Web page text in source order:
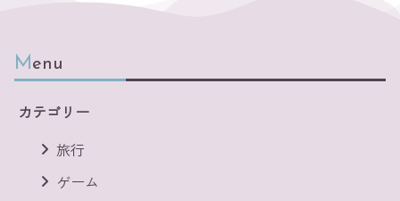
Menu
カテゴリー
旅行
ゲーム